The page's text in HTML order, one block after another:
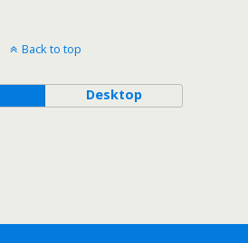
Back to top
Desktop